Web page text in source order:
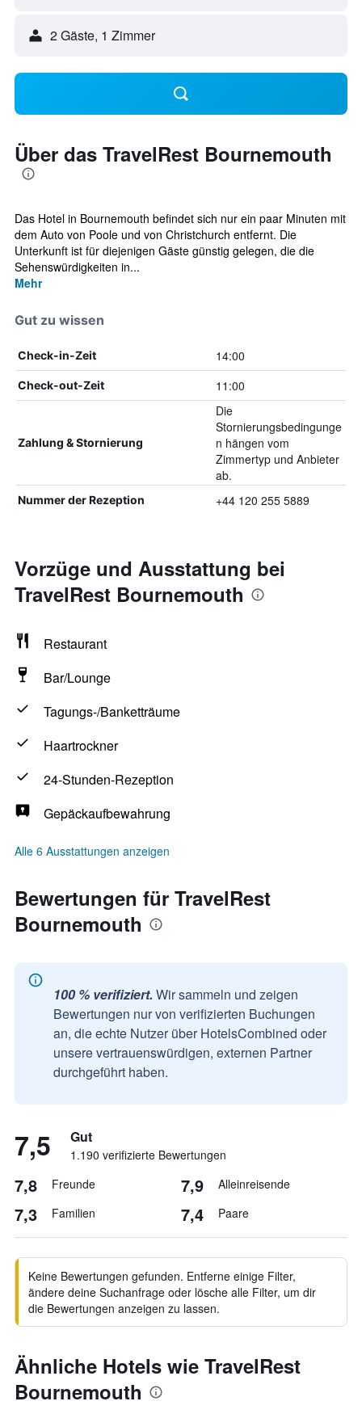
2 Gäste, 1 Zimmer
Über das TravelRest Bournemouth
Das Hotel in Bournemouth befindet sich nur ein paar Minuten mit
dem Auto von Poole und von Christchurch entfernt. Die
Unterkunft ist für diejenigen Gäste günstig gelegen, die die
Sehenswürdigkeiten in...
Mehr
Gut zu wissen
Check-in-Zeit 14:00
Check-out-Zeit 11:00
Zahlung & Stornierung
Die
Stornierungsbedingunge
n hängen vom
Zimmertyp und Anbieter
ab.
Nummer der Rezeption +44 120 255 5889
Vorzüge und Ausstattung bei
TravelRest Bournemouth
Restaurant
Bar/Lounge
Tagungs-/Banketträume
Haartrockner
24-Stunden-Rezeption
Gepäckaufbewahrung
Alle 6 Ausstattungen anzeigen
Bewertungen für TravelRest
Bournemouth
100 % verifiziert. Wir sammeln und zeigen
Bewertungen nur von verifizierten Buchungen
an, die echte Nutzer über HotelsCombined oder
unsere vertrauenswürdigen, externen Partner
durchgeführt haben.
7,5 Gut
1.190 verifizierte Bewertungen
7,8 Freunde 7,9 Alleinreisende
7,3 Familien 7,4 Paare
Keine Bewertungen gefunden. Entferne einige Filter,
ändere deine Suchanfrage oder lösche alle Filter, um dir
die Bewertungen anzeigen zu lassen.
Ähnliche Hotels wie TravelRest
Bournemouth